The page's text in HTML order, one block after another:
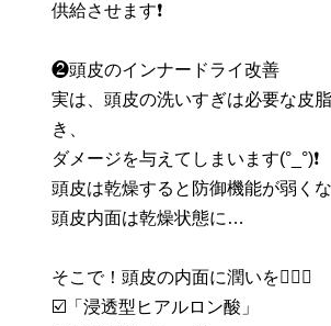
供給させます❗️
❷頭皮のインナードライ改善
実は、頭皮の洗いすぎは必要な皮
き、
ダメージを与えてしまいます(°_°)❗️
頭皮は乾燥すると防御機能が弱くな
頭皮内面は乾燥状態に…
そこで！頭皮の内面に潤いを🙆🏻‍♀
☑️「浸透型ヒアルロン酸」